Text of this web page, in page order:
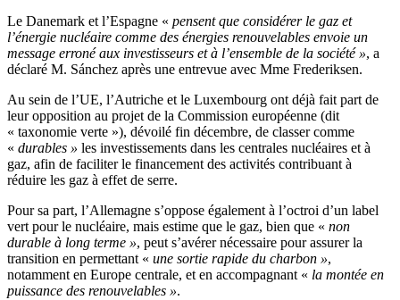
Le Danemark et l’Espagne « pensent que considérer le gaz et
l’énergie nucléaire comme des énergies renouvelables envoie un
message erroné aux investisseurs et à l’ensemble de la société », a
déclaré M. Sánchez après une entrevue avec Mme Frederiksen.
Au sein de l’UE, l’Autriche et le Luxembourg ont déjà fait part de
leur opposition au projet de la Commission européenne (dit
« taxonomie verte »), dévoilé fin décembre, de classer comme
« durables » les investissements dans les centrales nucléaires et à
gaz, afin de faciliter le financement des activités contribuant à
réduire les gaz à effet de serre.
Pour sa part, l’Allemagne s’oppose également à l’octroi d’un label
vert pour le nucléaire, mais estime que le gaz, bien que « non
durable à long terme », peut s’avérer nécessaire pour assurer la
transition en permettant « une sortie rapide du charbon »,
notamment en Europe centrale, et en accompagnant « la montée en
puissance des renouvelables ».